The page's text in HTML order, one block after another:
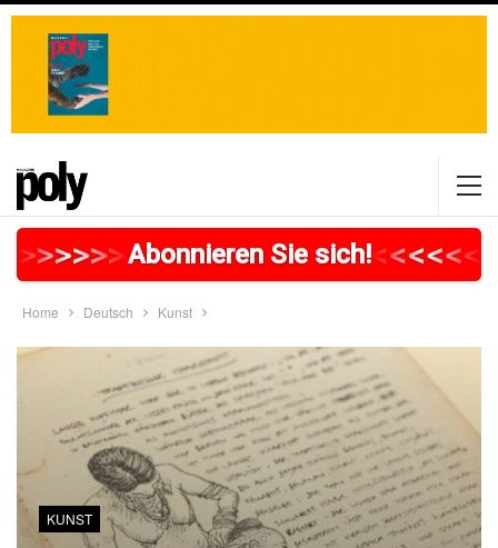
>>>>>>>>>>>>>>>>>
Abonnieren Sie sich!<<<<<<<
Home Deutsch Kunst
KUNST